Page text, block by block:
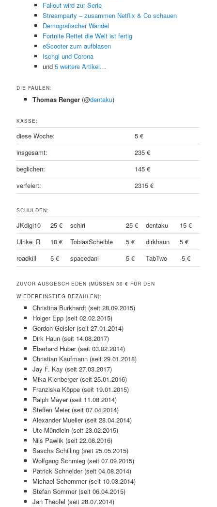
Fallout wird zur Serie
Streamparty – zusammen Netflix & Co schauen
Demografischer Wandel
Fortnite Rettet die Welt ist fertig
eScooter zum aufblasen
Ischgl und Corona
und 5 weitere Artikel…
DIE FAULEN:
Thomas Renger (@dentaku)
KASSE:
diese Woche:
5 €
insgesamt:
235 €
beglichen:
145 €
verfeiert:
2315 €
SCHULDEN:
JKdigi10 25 € schiri 25 € dentaku
15 €
Ulrike_R
10 € TobiasScheible 5 € dirkhaun
5 €
roadkill
5 € spacedani 5 € TabTwo -5 €
ZUVOR AUSGESCHIEDEN (MÜSSEN 30 € FÜR DEN
WIEDEREINSTIEG BEZAHLEN):
Christina Burkhardt (seit 28.09.2015)
Holger Epp (seit 02.02.2015)
Gordon Geisler (seit 27.01.2014)
Dirk Haun (seit 14.08.2017)
Eberhard Huber (seit 03.02.2014)
Christian Kaufmann (seit 29.01.2018)
Jay F. Kay (seit 27.03.2017)
Mika Kienberger (seit 25.01.2016)
Franziska Köppe (seit 19.01.2015)
Ralph Mayer (seit 11.08.2014)
Steffen Meier (seit 07.04.2014)
Alexander Mueller (seit 28.04.2014)
Ute Mündlein (seit 23.02.2015)
Nils Pawlik (seit 22.08.2016)
Sascha Schilling (seit 25.05.2015)
Wolfgang Schmieg (seit 07.09.2015)
Patrick Schneider (seit 04.08.2014)
Michael Schommer (seit 10.03.2014)
Stefan Sommer (seit 06.04.2015)
Jan Theofel (seit 28.07.2014)